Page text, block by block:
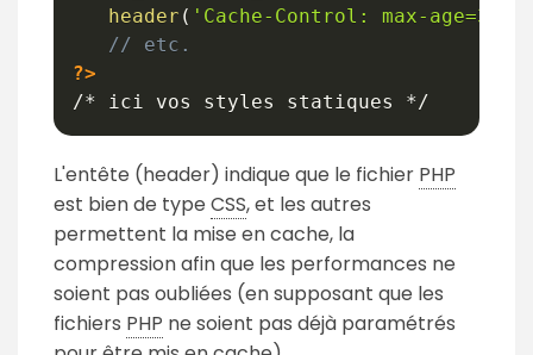
header ( 'Cache-Control: max-
// etc.
?>
L'entête (header) indique que le fichier PHP
est bien de type CSS, et les autres
permettent la mise en cache, la
compression afin que les performances ne
soient pas oubliées (en supposant que les
fichiers PHP ne soient pas déjà paramétrés